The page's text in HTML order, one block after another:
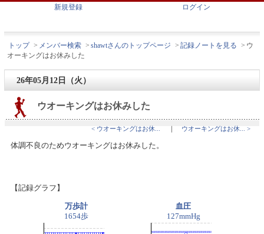
新規登録 ログイン
トップ > メンバー検索 > shawtさんのトップページ > 記録ノートを見る > ウ
オーキングはお休みした
26年05月12日（火）
ウオーキングはお休みした
< ウオーキングはお休... ｜ ウオーキングはお休... >
体調不良のためウオーキングはお休みした。
【記録グラフ】
万歩計
1654歩
血圧
127mmHg